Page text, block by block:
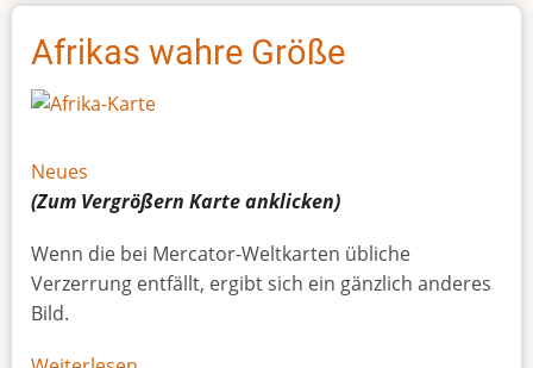
Afrikas wahre Größe
Neues
(Zum Vergrößern Karteanklicken)
Wenn die bei Mercator-Weltkarten übliche
Verzerrung entfällt, ergibt sich ein gänzlich anderes
Bild.